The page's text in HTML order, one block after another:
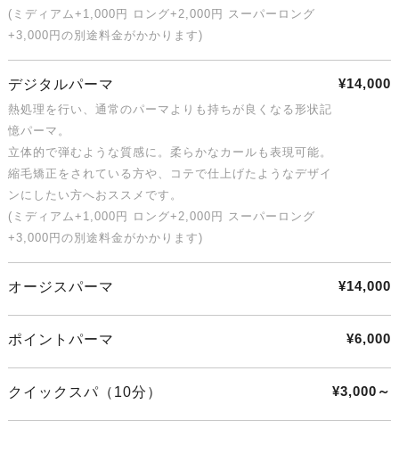
(ミディアム+1,000円 ロング+2,000円 スーパーロング
+3,000円の別途料金がかかります)
デジタルパーマ
熱処理を行い、通常のパーマよりも持ちが良くなる形状記
憶パーマ。
立体的で弾むような質感に。柔らかなカールも表現可能。
縮毛矯正をされている方や、コテで仕上げたようなデザイ
ンにしたい方へおススメです。
(ミディアム+1,000円 ロング+2,000円 スーパーロング
+3,000円の別途料金がかかります)
¥14,000
オージスパーマ ¥14,000
ポイントパーマ ¥6,000
クイックスパ（10分） ¥3,000～